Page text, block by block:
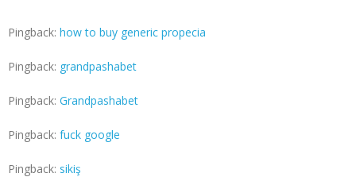
Pingback: how to buy generic propecia
Pingback: grandpashabet
Pingback: Grandpashabet
Pingback: fuck google
Pingback: sikiş